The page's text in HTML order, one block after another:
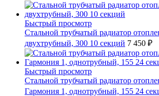
Быстрый просмотр
Стальной трубчатый радиатор
двухтрубный, 300 10 секций 7 450 ₽
Быстрый просмотр
Стальной трубчатый радиатор
Гармония 1, однотрубный, 155 24